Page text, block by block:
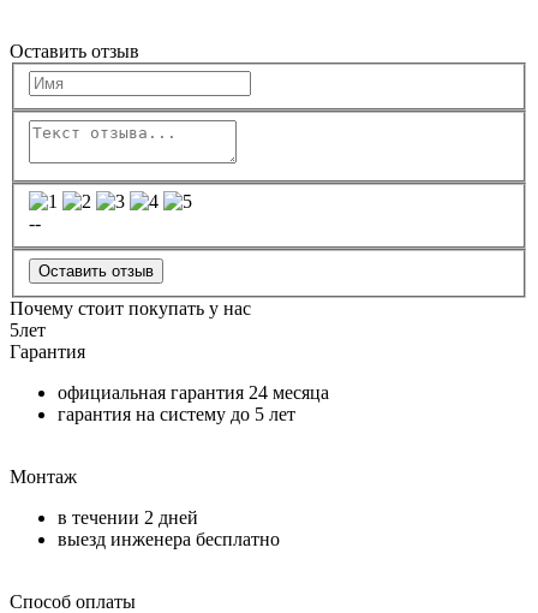
Оставить отзыв
--
Оставить отзыв
Почему стоит покупать у нас
5лет
Гарантия
официальная гарантия 24 месяца
гарантия на систему до 5 лет
Монтаж
в течении 2 дней
выезд инженера бесплатно
Способ оплаты